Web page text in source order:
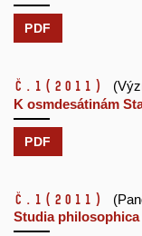
PDF
č.1 (2011)
K osmdesátinám
PDF
č.1 (2011)
Studia philosophica